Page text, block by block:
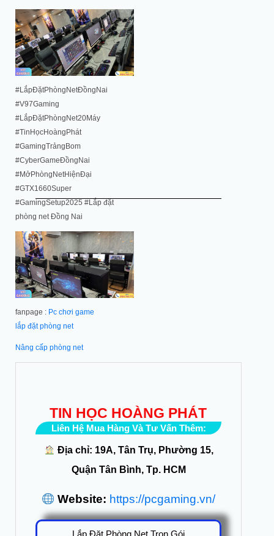
#LắpĐặtPhòngNetĐồngNai
#V97Gaming
#LắpĐặtPhòngNet20Máy
#TinHọcHoàngPhát
#GamingTrảngBom
#CyberGameĐồngNai
#MởPhòngNetHiệnĐại
#GTX1660Super
#GamingSetup2025 #Lắp đặt
phòng net Đồng Nai
fanpage : Pc chơi game
lắp đặt phòng net
Nâng cấp phòng net
TIN HỌC HOÀNG PHÁT
Liên Hệ Mua Hàng Và Tư Vấn Thêm:
Địa chỉ: 19A, Tân Trụ, Phường 15,
Quận Tân Bình, Tp. HCM
Website: https://pcgaming.vn/